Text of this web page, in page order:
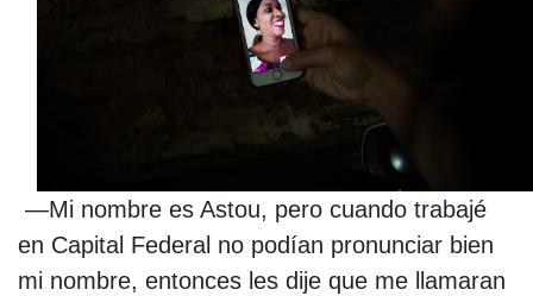
—Mi nombre es Astou, pero cuando trabajé
en Capital Federal no podían pronunciar bien
mi nombre, entonces les dije que me llamaran